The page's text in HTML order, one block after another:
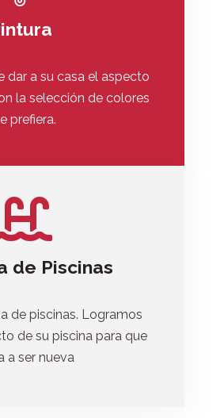
dar a su casa el aspecto
la selección de colores
prefiera.
de Piscinas
de piscinas. Logramos
de su piscina para que
a ser nueva